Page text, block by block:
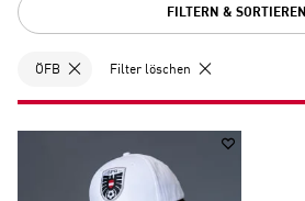
FILTERN & SORTIEREN
ÖFB Filter löschen